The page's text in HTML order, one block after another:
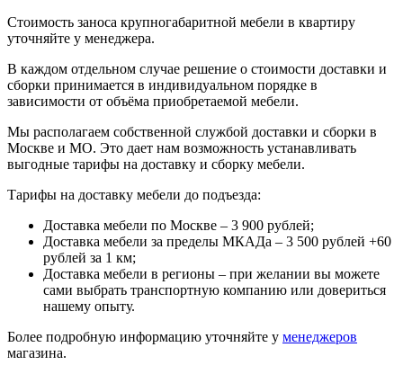
Стоимость заноса крупногабаритной мебели в квартиру
уточняйте у менеджера.
В каждом отдельном случае решение о стоимости доставки и
сборки принимается в индивидуальном порядке в
зависимости от объёма приобретаемой мебели.
Мы располагаем собственной службой доставки и сборки в
Москве и МО. Это дает нам возможность устанавливать
выгодные тарифы на доставку и сборку мебели.
Тарифы на доставку мебели до подъезда:
Доставка мебели по Москве – 3 900 рублей;
Доставка мебели за пределы МКАДа – 3 500 рублей +60
рублей за 1 км;
Доставка мебели в регионы – при желании вы можете
сами выбрать транспортную компанию или довериться
нашему опыту.
Более подробную информацию уточняйте у менеджеров
магазина.